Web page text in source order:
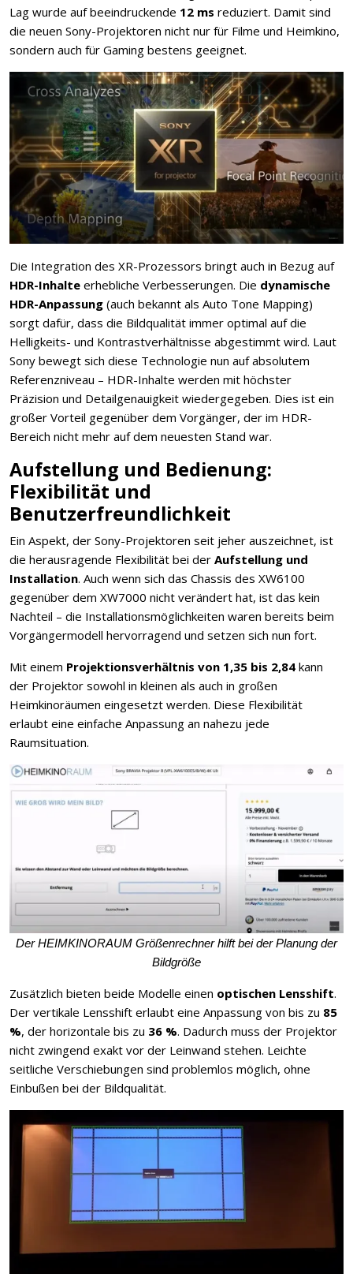
Lag wurde auf beeindruckende 12 ms reduziert. Damit sind
die neuen Sony-Projektoren nicht nur für Filme und Heimkino,
sondern auch für Gaming bestens geeignet.
Die Integration des XR-Prozessors bringt auch in Bezug auf
HDR-Inhalte erhebliche Verbesserungen. Die dynamische
HDR-Anpassung (auch bekannt als Auto Tone Mapping)
sorgt dafür, dass die Bildqualität immer optimal auf die
Helligkeits- und Kontrastverhältnisse abgestimmt wird. Laut
Sony bewegt sich diese Technologie nun auf absolutem
Referenzniveau – HDR-Inhalte werden mit höchster
Präzision und Detailgenauigkeit wiedergegeben. Dies ist ein
großer Vorteil gegenüber dem Vorgänger, der im HDR-
Bereich nicht mehr auf dem neuesten Stand war.
Aufstellung und Bedienung:
Flexibilität und
Benutzerfreundlichkeit
Ein Aspekt, der Sony-Projektoren seit jeher auszeichnet, ist
die herausragende Flexibilität bei der Aufstellung und
Installation. Auch wenn sich das Chassis des XW6100
gegenüber dem XW7000 nicht verändert hat, ist das kein
Nachteil – die Installationsmöglichkeiten waren bereits beim
Vorgängermodell hervorragend und setzen sich nun fort.
Mit einem Projektionsverhältnis von 1,35 bis 2,84 kann
der Projektor sowohl in kleinen als auch in großen
Heimkinoräumen eingesetzt werden. Diese Flexibilität
erlaubt eine einfache Anpassung an nahezu jede
Raumsituation.
Der HEIMKINORAUM Größenrechner hilft bei der Planung der
Bildgröße
Zusätzlich bieten beide Modelle einen optischen Lensshift.
Der vertikale Lensshift erlaubt eine Anpassung von bis zu 85
%, der horizontale bis zu 36 %. Dadurch muss der Projektor
nicht zwingend exakt vor der Leinwand stehen. Leichte
seitliche Verschiebungen sind problemlos möglich, ohne
Einbußen bei der Bildqualität.